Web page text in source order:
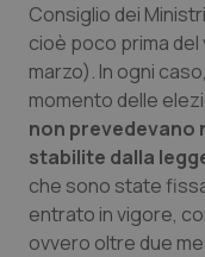
Ulcera &
Vaccini
Consiglio dei
cioè poco prima
marzo). In ogni
momento delle
non prevedevano
stabilite dalla
che sono state
entrato in vigore,
ovvero oltre due